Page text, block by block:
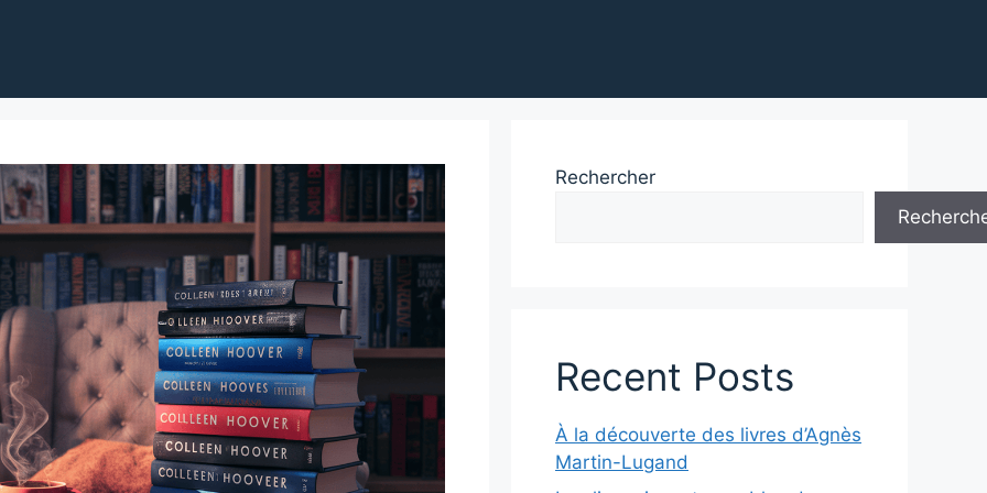
Rechercher
Recent Posts
À la découverte des livres d’Agnès
Martin-Lugand